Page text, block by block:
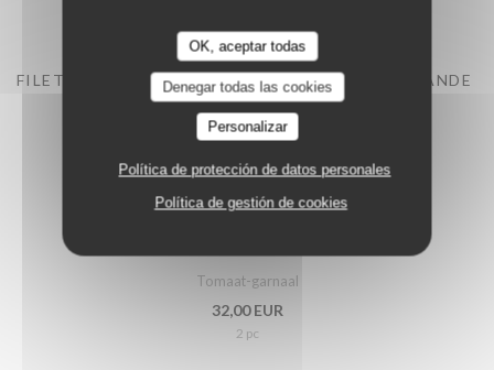
OK, aceptar todas
Denegar todas las cookies
Personalizar
Política de protección de datos personales
Política de gestión de cookies
FILET DE BAR DE LIGNE, VINAIGRETTE GOURMANDE
Zeebaarsfilet, vinaigrette gourmande
28,00 EUR
1 pers
Tomaat-garnaal
32,00 EUR
2 pc